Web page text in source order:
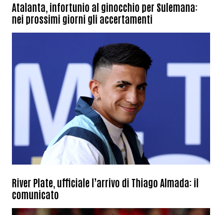
Atalanta, infortunio al ginocchio per Sulemana:
nei prossimi giorni gli accertamenti
River Plate, ufficiale l’arrivo di Thiago Almada: il
comunicato